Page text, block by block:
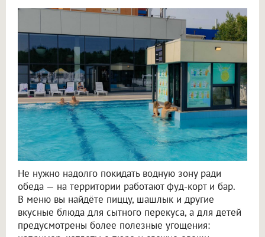
Не нужно надолго покидать водную зону ради
обеда — на территории работают фуд-корт и бар.
В меню вы найдёте пиццу, шашлык и другие
вкусные блюда для сытного перекуса, а для детей
предусмотрены более полезные угощения: